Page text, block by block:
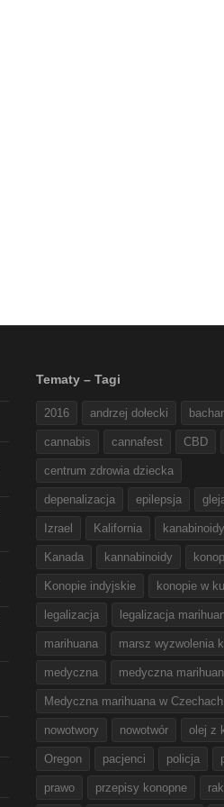
Tematy – Tagi
2016 andrzej dołecki
cannabis cannafest CBD
centrum zdrowia dziecka
depenalizacja epilepsja
Izrael Kalifornia kanabinoidy
Kanada kannabinoidy
Konopie indyjskie konopie w
legalizacja legalizacja
marihuana marsz wyzwolenia
medyczna medyczna
Medyczna marihuana w Czechach
nowotwory nowotwór olej z
Oregon pacjenci policja
prawo przepisy konopne rak